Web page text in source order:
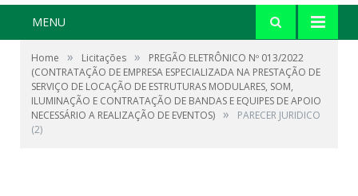
MENU
Home » Licitações »
PREGÃO ELETRÔNICO Nº 013/2022
(CONTRATAÇÃO DE EMPRESA ESPECIALIZADA NA PRESTAÇÃO DE
SERVIÇO DE LOCAÇÃO DE ESTRUTURAS MODULARES, SOM,
ILUMINAÇÃO E CONTRATAÇÃO DE BANDAS E EQUIPES DE APOIO
NECESSÁRIO A REALIZAÇÃO DE EVENTOS) »
PARECER JURIDICO
(2)